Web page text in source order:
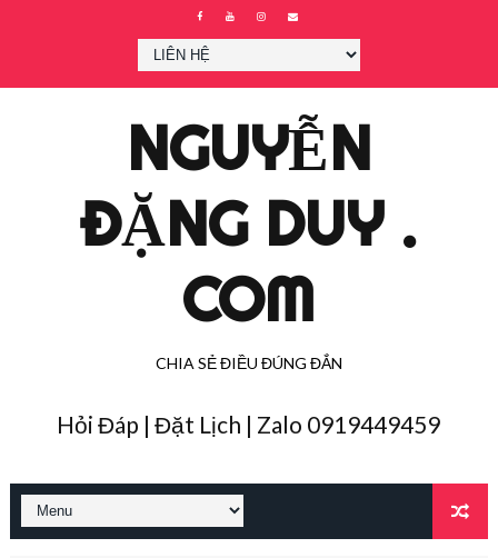
NGUYỄN
ĐẶNG DUY .
COM
CHIA SẺ ĐIỀU ĐÚNG ĐẮN
Hỏi Đáp | Đặt Lịch | Zalo 0919449459